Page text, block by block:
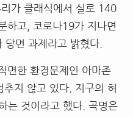
가 클래식에서 실로 140
하고, 코로나19가 지나면
면 과제라고 밝혔다.
면한 환경문제인 아마존
지 않고 있다. 지구의 허
는 것이라고 했다. 곡명은